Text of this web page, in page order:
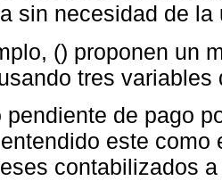
sin necesidad de
() proponen un
tres variables
pendiente de pago
este como
contabilizados